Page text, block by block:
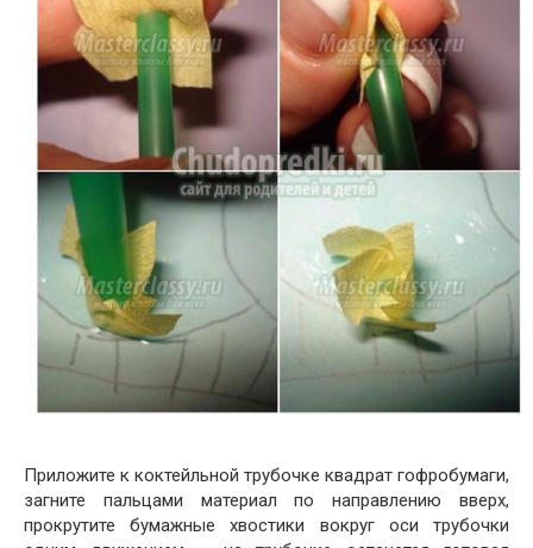
Приложите к коктейльной трубочке квадрат гофробумаги,
загните пальцами материал по направлению вверх,
прокрутите бумажные хвостики вокруг оси трубочки